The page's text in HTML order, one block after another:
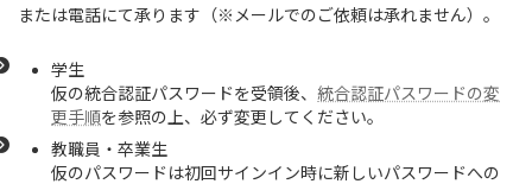
または電話にて承ります（※メールでのご依頼は承れません）。
学生
仮の統合認証パスワードを受領後、 統合認証パスワードの変
更手順を参照の上、必ず変更してください。
教職員・卒業生
仮のパスワードは初回サインイン時に新しいパスワードへの